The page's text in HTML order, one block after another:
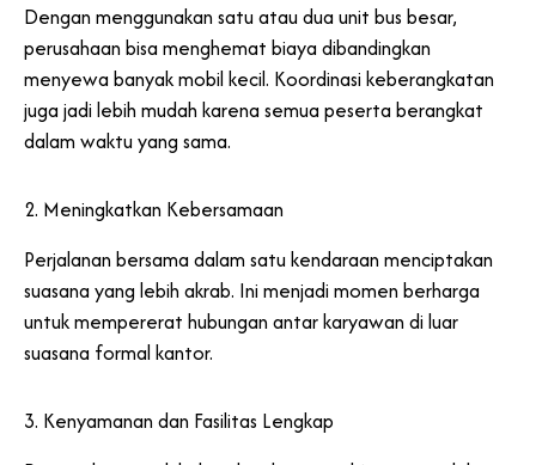
Dengan menggunakan satu atau dua unit bus besar,
perusahaan bisa menghemat biaya dibandingkan
menyewa banyak mobil kecil. Koordinasi keberangkatan
juga jadi lebih mudah karena semua peserta berangkat
dalam waktu yang sama.
2. Meningkatkan Kebersamaan
Perjalanan bersama dalam satu kendaraan menciptakan
suasana yang lebih akrab. Ini menjadi momen berharga
untuk mempererat hubungan antar karyawan di luar
suasana formal kantor.
3. Kenyamanan dan Fasilitas Lengkap